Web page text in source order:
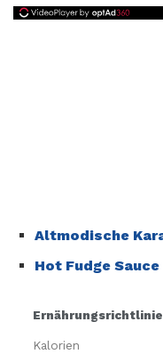
Altmodische
Hot Fudge
Kalorien